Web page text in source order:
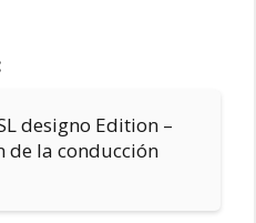
designo Edition –
de la conducción